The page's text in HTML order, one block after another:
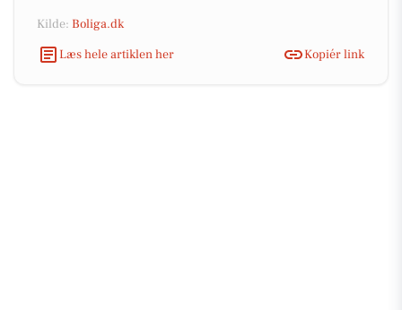
Kilde: Boliga.dk
Læs hele artiklen her
Kopiér link